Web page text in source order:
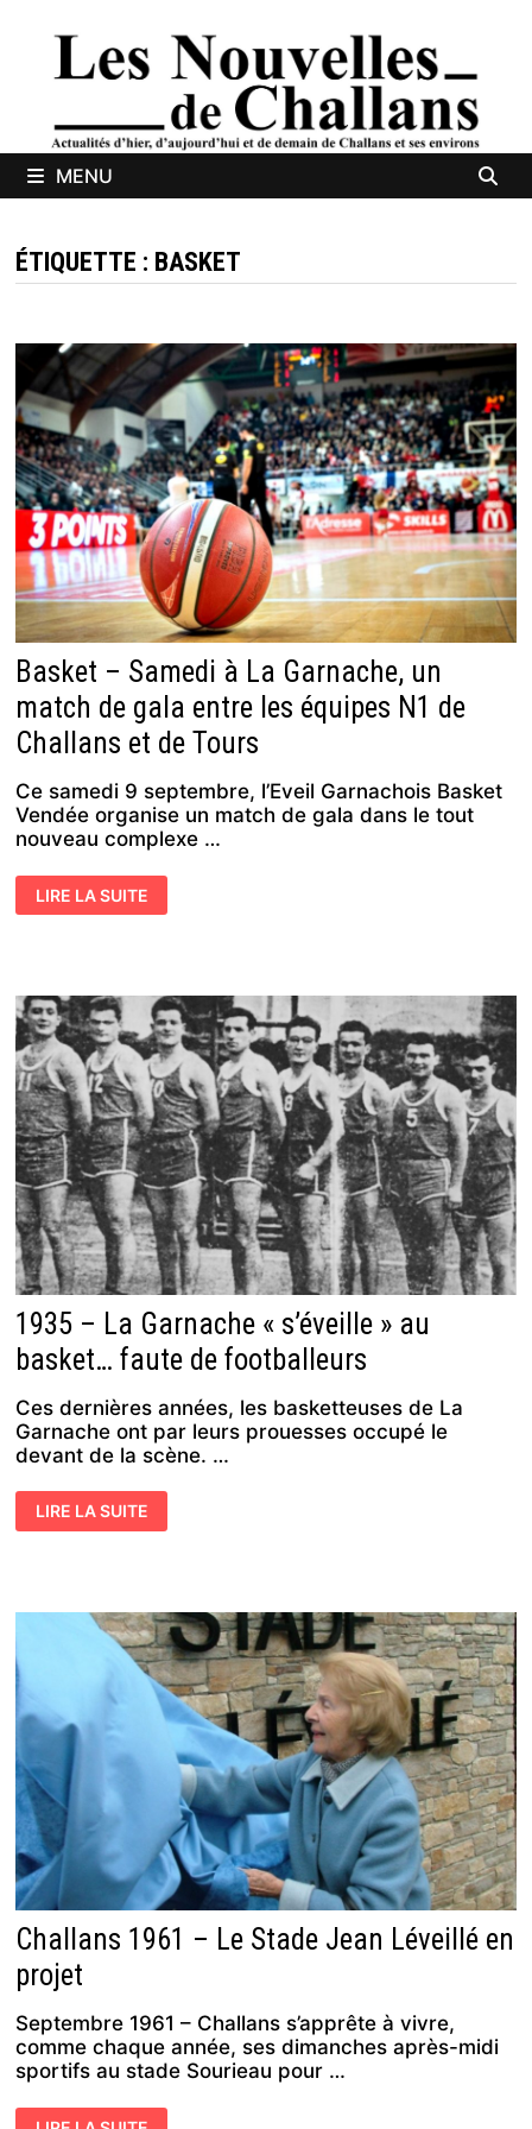
MENU
ÉTIQUETTE : BASKET
Basket – Samedi à La Garnache, un
match de gala entre les équipes N1 de
Challans et de Tours
Ce samedi 9 septembre, l’Eveil Garnachois Basket
Vendée organise un match de gala dans le tout
nouveau complexe …
BASKET
–
MATCH
DE
GALA
ENTRE
LES
ÉQUIPES
N1
DE
CHALLANS
ET
DE
TOURS
LIRE LA SUITE
1935 – La Garnache « s’éveille » au
basket… faute de footballeurs
Ces dernières années, les basketteuses de La
Garnache ont par leurs prouesses occupé le
devant de la scène. …
1935
–
BASKET…
FOOTBALLEURS
LIRE LA SUITE
Challans 1961 – Le Stade Jean Léveillé en
projet
Septembre 1961 – Challans s’apprête à vivre,
comme chaque année, ses dimanches après-midi
sportifs au stade Sourieau pour …
CHALLANS